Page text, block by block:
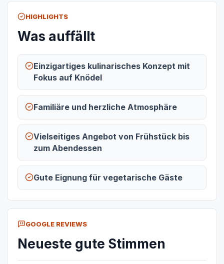
HIGHLIGHTS
Was auffällt
Einzigartiges kulinarisches Konzept mit
Fokus auf Knödel
Familiäre und herzliche Atmosphäre
Vielseitiges Angebot von Frühstück bis
zum Abendessen
Gute Eignung für vegetarische Gäste
GOOGLE REVIEWS
Neueste gute Stimmen